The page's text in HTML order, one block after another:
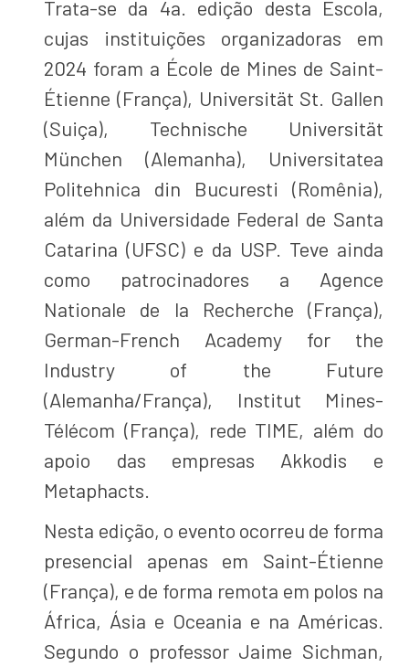
Trata-se da 4a. edição desta Escola,
cujas instituições organizadoras em
2024 foram a École de Mines de Saint-
Étienne (França), Universität St. Gallen
(Suiça), Technische Universität
München (Alemanha), Universitatea
Politehnica din Bucuresti (Romênia),
além da Universidade Federal de Santa
Catarina (UFSC) e da USP. Teve ainda
como patrocinadores a Agence
Nationale de la Recherche (França),
German-French Academy for the
Industry of the Future
(Alemanha/França), Institut Mines-
Télécom (França), rede TIME, além do
apoio das empresas Akkodis e
Metaphacts.
Nesta edição, o evento ocorreu de forma
presencial apenas em Saint-Étienne
(França), e de forma remota em polos na
África, Ásia e Oceania e na Américas.
Segundo o professor Jaime Sichman,